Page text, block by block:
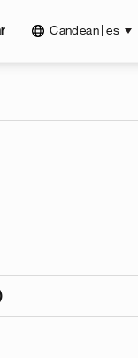
Candean | es